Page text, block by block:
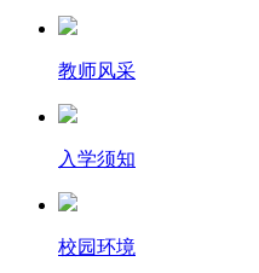
教师风采
入学须知
校园环境